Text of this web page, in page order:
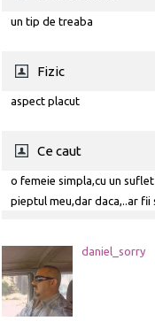
un tip de treaba
Fizic
aspect placut
Ce caut
o femeie simpla,cu un
pieptul meu,dar daca,..ar fii
daniel_sorry